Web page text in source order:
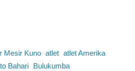
Mesir Kuno atlet atlet Amerika
Bahari
Bulukumba